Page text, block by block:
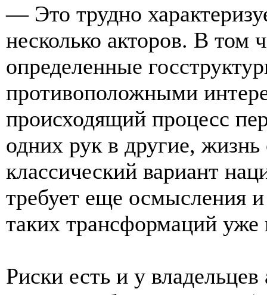
— Это трудно
несколько акторов. В том
определенные
противоположными
происходящий процесс
одних рук в другие,
классический вариант
требует еще осмысления
таких трансформаций
Риски есть и у